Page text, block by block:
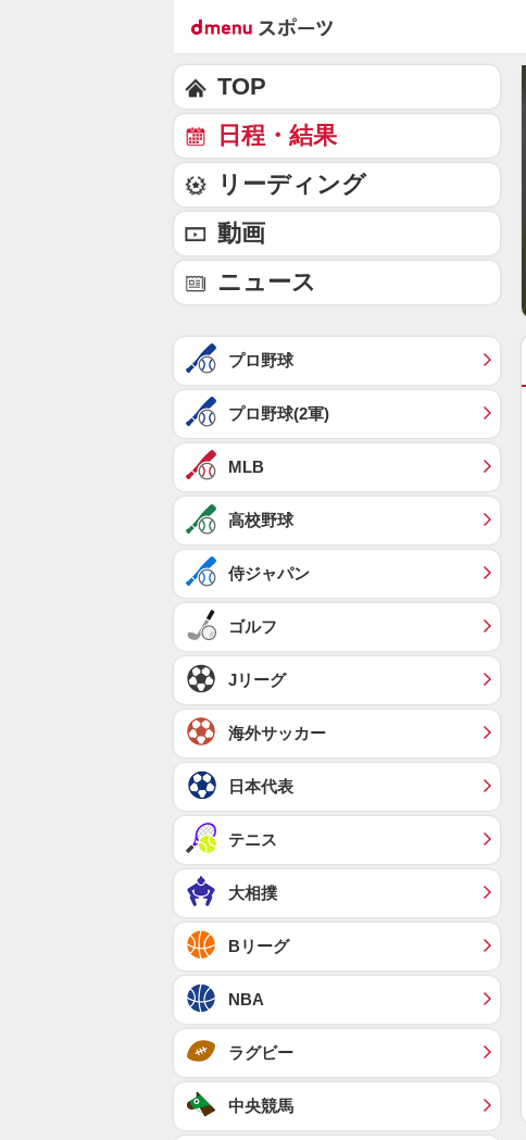
TOP
日程・結果
リーディング
動画
ニュース
プロ野球
プロ野球(2軍)
MLB
高校野球
侍ジャパン
ゴルフ
Jリーグ
海外サッカー
日本代表
テニス
大相撲
Bリーグ
NBA
ラグビー
中央競馬